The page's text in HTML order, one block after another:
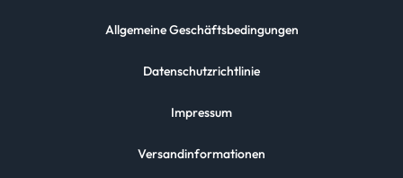
Allgemeine Geschäftsbedingungen
Datenschutzrichtlinie
Impressum
Versandinformationen